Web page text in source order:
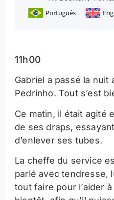
Português
11h00
Gabriel a passé la nuit
Pedrinho. Tout s’est
Ce matin, il était agité
de ses draps,
d’enlever ses tubes.
La cheffe du service
parlé avec tendresse,
tout faire pour l’aider